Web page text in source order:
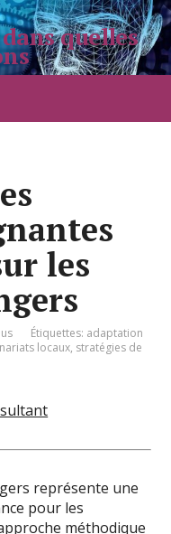
quelles
les
Étiquettes: adaptation
locaux, stratégies de
représente une
pour les
méthodique